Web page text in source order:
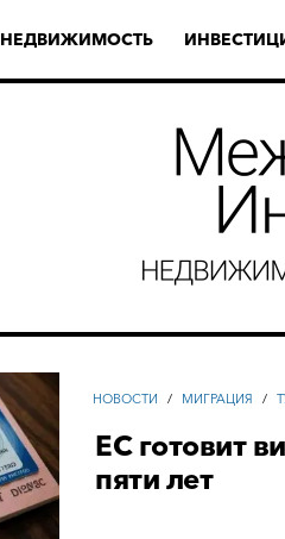
НЕДВИЖИМОСТЬ
НОВОСТИ / МИГРАЦИЯ /
ЕС готовит
пяти лет